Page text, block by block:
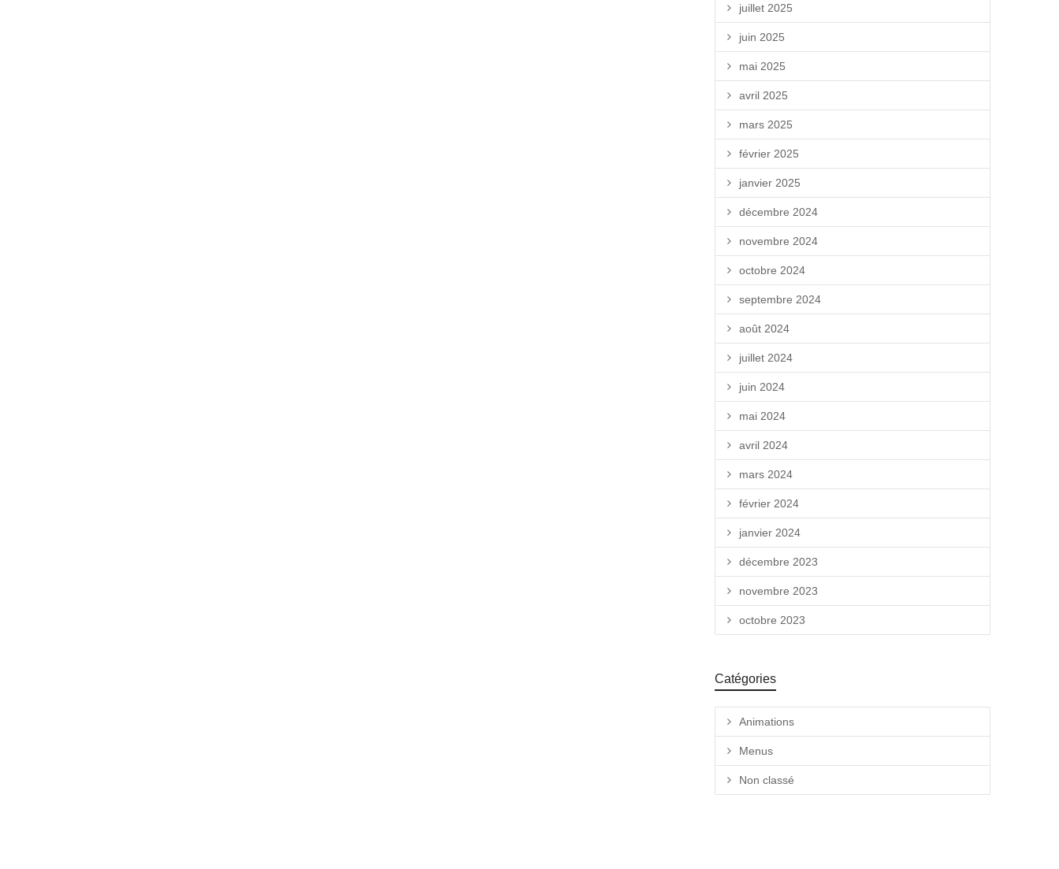
juillet 2025
juin 2025
mai 2025
avril 2025
mars 2025
février 2025
janvier 2025
décembre 2024
novembre 2024
octobre 2024
septembre 2024
août 2024
juillet 2024
juin 2024
mai 2024
avril 2024
mars 2024
février 2024
janvier 2024
décembre 2023
novembre 2023
octobre 2023
Catégories
Animations
Menus
Non classé